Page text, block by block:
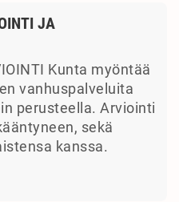
JA
Kunta myöntää
vanhuspalveluita
perusteella. Arviointi
sekä
kanssa.